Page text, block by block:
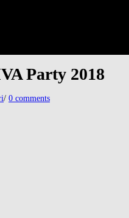
Party 2018
/ 0 comments